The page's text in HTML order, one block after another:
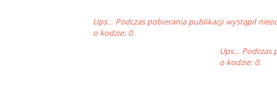
Ups… Podczas pobierania publikacji wystąpił
o kodzie: 0.
Ups… Podczas
o kodzie: 0.